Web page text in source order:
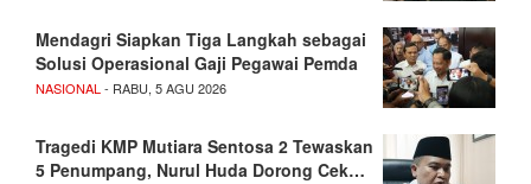
Mendagri Siapkan Tiga Langkah sebagai
Solusi Operasional Gaji Pegawai Pemda
NASIONAL- RABU, 5 AGU 2026
Tragedi KMP Mutiara Sentosa 2 Tewaskan
5 Penumpang, Nurul Huda Dorong Cek…